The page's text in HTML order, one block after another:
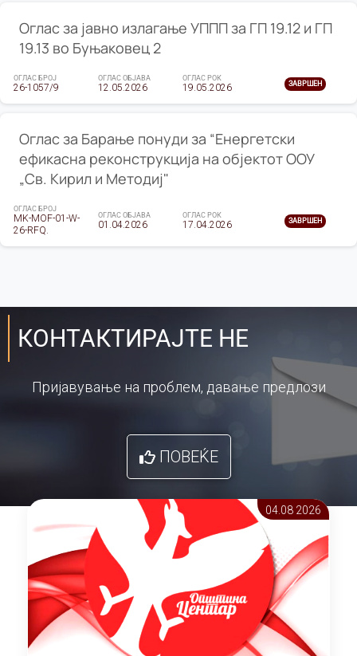
Оглас за јавно излагање УППП за ГП 19.12 и ГП
19.13 во Буњаковец 2
ОГЛАС БРОЈ
26-1057/9
ОГЛАС ОБЈАВА
12.05.2026
ОГЛАС РОК
19.05.2026 ЗАВРШЕН
Оглас за Барање понуди за “Енергетски
ефикасна реконструкција на објектот ООУ
„Св. Кирил и Методиј"
ОГЛАС БРОЈ
MK-MOF-01-W-
26-RFQ.
ОГЛАС ОБЈАВА
01.04.2026
ОГЛАС РОК
17.04.2026 ЗАВРШЕН
КОНТАКТИРАЈТЕ НЕ
Пријавување на проблем, давање предлози
ПОВЕЌЕ
04.08 2026